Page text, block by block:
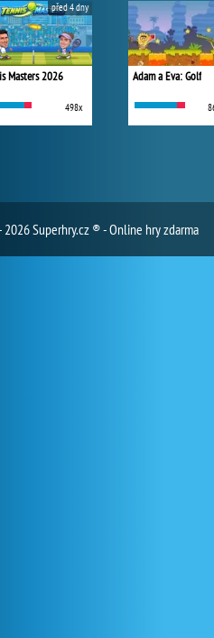
Masters 2026
498x
před 4 dny
Adam a Eva: Golf
Superhry.cz ® - Online hry zdarma